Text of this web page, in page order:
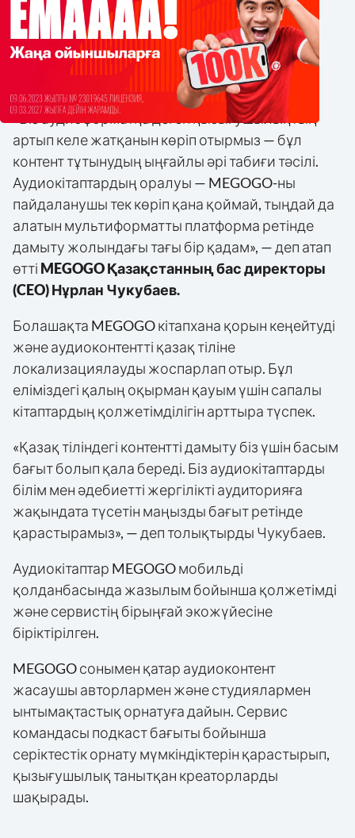
Аудиоформат пайдаланушыларға кітапты кез
келген ыңғайлы уақытта — жолда, жаттығу
кезінде немесе күнделікті шаруалармен
айналысып жүріп тыңдауға мүмкіндік береді.
«Біз аудиоформатқа деген қызығушылықтың
артып келе жатқанын көріп отырмыз — бұл
контент тұтынудың ыңғайлы әрі табиғи тәсілі.
Аудиокітаптардың оралуы — MEGOGO-ны
пайдаланушы тек көріп қана қоймай, тыңдай да
алатын мультиформатты платформа ретінде
дамыту жолындағы тағы бір қадам», — деп атап
өтті MEGOGO Қазақстанның бас директоры
(CEO) Нұрлан Чукубаев.
Болашақта MEGOGO кітапхана қорын кеңейтуді
және аудиоконтентті қазақ тіліне
локализациялауды жоспарлап отыр. Бұл
еліміздегі қалың оқырман қауым үшін сапалы
кітаптардың қолжетімділігін арттыра түспек.
«Қазақ тіліндегі контентті дамыту біз үшін басым
бағыт болып қала береді. Біз аудиокітаптарды
білім мен әдебиетті жергілікті аудиторияға
жақындата түсетін маңызды бағыт ретінде
қарастырамыз», — деп толықтырды Чукубаев.
Аудиокітаптар MEGOGO мобильді
қолданбасында жазылым бойынша қолжетімді
және сервистің бірыңғай экожүйесіне
біріктірілген.
MEGOGO сонымен қатар аудиоконтент
жасаушы авторлармен және студиялармен
ынтымақтастық орнатуға дайын. Сервис
командасы подкаст бағыты бойынша
серіктестік орнату мүмкіндіктерін қарастырып,
қызығушылық танытқан креаторларды
шақырады.